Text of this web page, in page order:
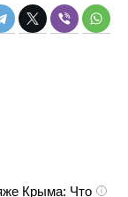
i
Крыма: Что